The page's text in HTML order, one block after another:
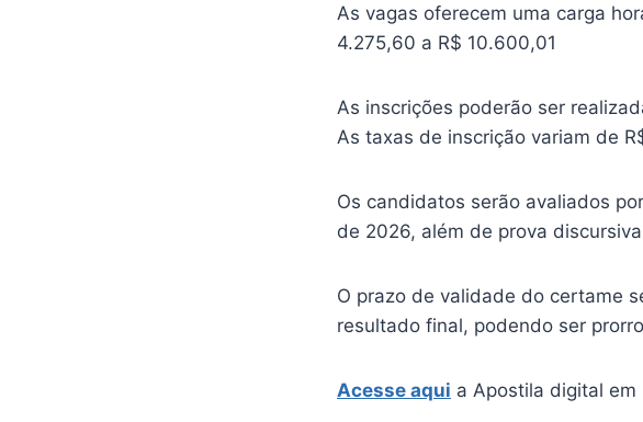
As vagas oferecem uma carga
4.275,60 a R$ 10.600,01
As inscrições poderão ser
As taxas de inscrição variam de
Os candidatos serão avaliados
de 2026, além de prova discursiva
O prazo de validade do certame
resultado final, podendo ser
Acesse aqui a Apostila digital em